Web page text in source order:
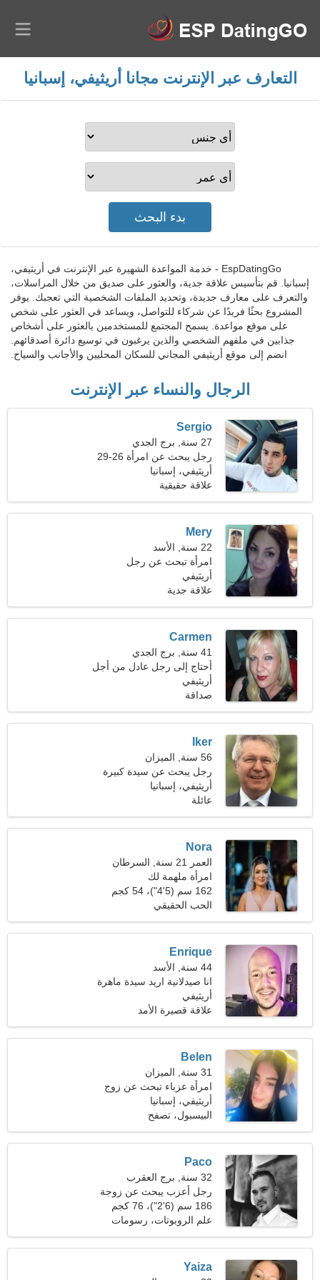
التعارف عبر الإنترنت مجانا أريثيفي، إسبانيا
EspDatingGo - خدمة المواعدة الشهيرة عبر الإنترنت في أريثيفي،
إسبانيا. قم بتأسيس علاقة جدية، والعثور على صديق من خلال المراسلات،
والتعرف على معارف جديدة، وتحديد الملفات الشخصية التي تعجبك. يوفر
المشروع بحثًا فريدًا عن شركاء للتواصل، ويساعد في العثور على شخص
على موقع مواعدة. يسمح المجتمع للمستخدمين بالعثور على أشخاص
جذابين في ملفهم الشخصي والذين يرغبون في توسيع دائرة أصدقائهم.
انضم إلى موقع أريثيفي المجاني للسكان المحليين والأجانب والسياح.
الرجال والنساء عبر الإنترنت
Sergio
27 سنة, برج الجدي
رجل يبحث عن امرأة 26-29
أريثيفي، إسبانيا
علاقة حقيقية
Mery
22 سنة, الأسد
امرأة تبحث عن رجل
أريثيفي
علاقة جدية
Carmen
41 سنة, برج الجدي
أحتاج إلى رجل عادل من أجل
المتعة
أريثيفي
صداقة
Iker
56 سنة, الميزان
رجل يبحث عن سيدة كبيرة
47-54
أريثيفي، إسبانيا
عائلة
Nora
العمر 21 سنة, السرطان
امرأة ملهمة لك
162 سم (5'4")، 54 كجم
(119 رطلا)
الحب الحقيقي
Enrique
44 سنة, الأسد
انا صيدلانية اريد سيدة ماهرة
أريثيفي
علاقة قصيرة الأمد
Belen
31 سنة, الميزان
امرأة عزباء تبحث عن زوج
أريثيفي، إسبانيا
البيسبول، تصفح
Paco
32 سنة, برج العقرب
رجل أعزب يبحث عن زوجة
25-28
186 سم (6'2")، 76 كجم
(167 رطلا)
علم الروبوتات، رسومات
الحاسوب
Yaiza